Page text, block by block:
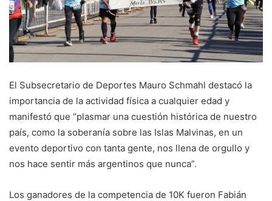
El Subsecretario de Deportes Mauro Schmahl destacó la
importancia de la actividad física a cualquier edad y
manifestó que “plasmar una cuestión histórica de nuestro
país, como la soberanía sobre las Islas Malvinas, en un
evento deportivo con tanta gente, nos llena de orgullo y
nos hace sentir más argentinos que nunca”.
Los ganadores de la competencia de 10K fueron Fabián